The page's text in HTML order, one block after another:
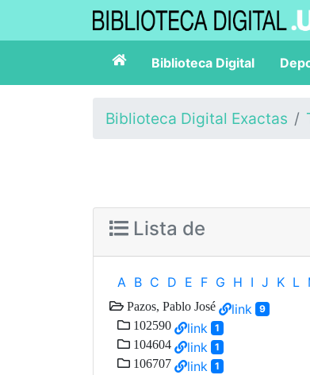
Biblioteca Digital
Biblioteca Digital Exactas
Lista de
A B C D E F G H I J K L
Pazos, Pablo José link 9
102590 link 1
104604 link 1
106707 link 1